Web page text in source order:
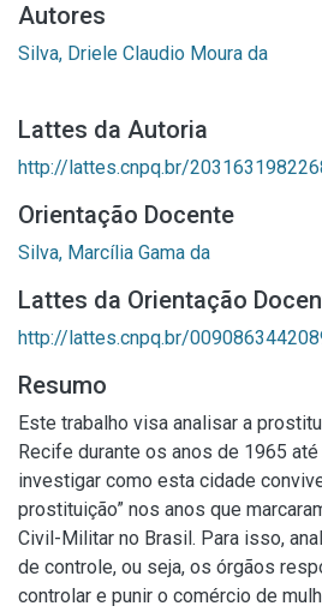
Autores
Silva, Driele Claudio Moura da
Lattes da Autoria
http://lattes.cnpq.br/
Orientação Docente
Silva, Marcília Gama da
Lattes da Orientação
http://lattes.cnpq.br/
Resumo
Este trabalho visa analisar a
Recife durante os anos de 1965
investigar como esta cidade
prostituição” nos anos que
Civil-Militar no Brasil. Para isso,
de controle, ou seja, os órgãos
controlar e punir o comércio de